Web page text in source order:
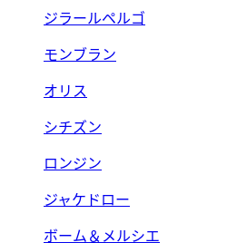
ジラールペルゴ
モンブラン
オリス
シチズン
ロンジン
ジャケドロー
ボーム＆メルシエ